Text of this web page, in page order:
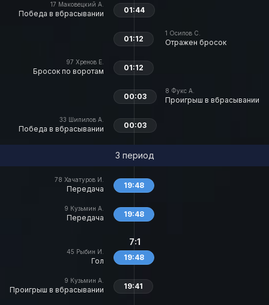
17 Маковецкий А.
Победа в вбрасывании 01:44
1 Осипов С.
Отражен бросок
01:12
97 Хренов Е.
Бросок по воротам 01:12
8 Фукс А.
Проигрыш в вбрасывании
00:03
33 Шипилов А.
Победа в вбрасывании 00:03
3 период
78 Хачатуров И.
Передача 19:48
9 Кузьмин А.
Передача 19:48
45 Рыбин И.
Гол
7:1
19:48
9 Кузьмин А.
Проигрыш в вбрасывании 19:41